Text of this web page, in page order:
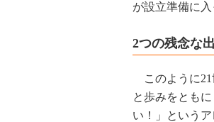
が設立準備に
2つの残念な
このように21
と歩みをとも
い！」というア